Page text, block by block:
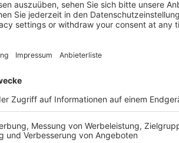
Hauptakteure
und
und Rechte bei
eine
Ausbildungs- und
können
müssen
wird ein
junge juristische
online ein